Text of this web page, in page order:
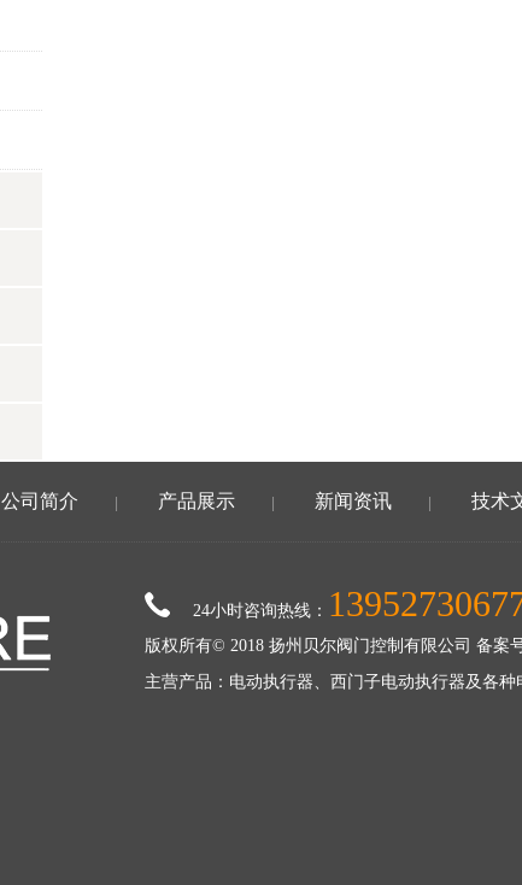
公司简介 产品展示 新闻资讯 技术
24小时咨询热线：
版权所有© 2018 扬州贝尔阀门控制有限公司 备案
主营产品：电动执行器、西门子电动执行器及各种